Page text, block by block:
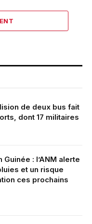
de deux bus fait
dont 17 militaires
: l’ANM alerte
et un risque
ces prochains